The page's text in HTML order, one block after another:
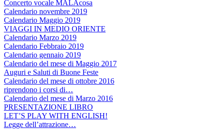
Concerto vocale MALAcosa
Calendario novembre 2019
Calendario Maggio 2019
VIAGGI IN MEDIO ORIENTE
Calendario Marzo 2019
Calendario Febbraio 2019
Calendario gennaio 2019
Calendario del mese di Maggio 2017
Auguri e Saluti di Buone Feste
Calendario del mese di ottobre 2016
riprendono i corsi di…
Calendario del mese di Marzo 2016
PRESENTAZIONE LIBRO
LET’S PLAY WITH ENGLISH!
Legge dell’attrazione…